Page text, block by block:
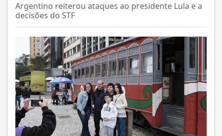
Argentino reiterou ataques ao presidente Lula e a
decisões do STF